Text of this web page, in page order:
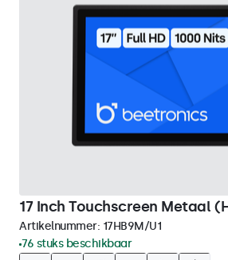
17 Inch Touchscreen Metaal
Artikelnummer: 17HB9M/U1
76 stuks beschikbaar